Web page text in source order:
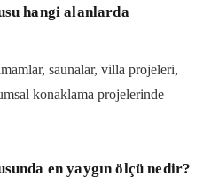
hangi alanlarda
saunalar, villa projeleri,
konaklama projelerinde
en yaygın ölçü nedir?